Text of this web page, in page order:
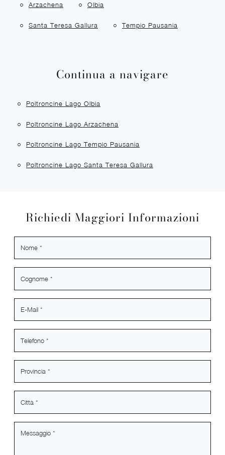
Arzachena Olbia
Santa Teresa Gallura Tempio Pausania
Continua a navigare
Poltroncine Lago Olbia
Poltroncine Lago Arzachena
Poltroncine Lago Tempio Pausania
Poltroncine Lago Santa Teresa Gallura
Richiedi Maggiori Informazioni